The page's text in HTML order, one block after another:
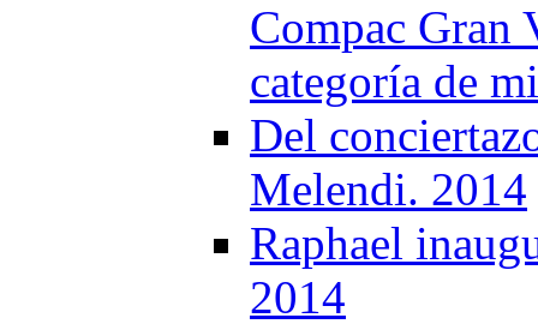
Compac Gran
categoría de
Del
Melendi. 2014
Raphael
2014